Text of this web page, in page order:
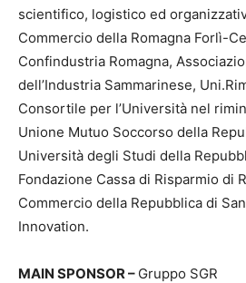
scientifico, logistico ed
Commercio della Romagna Forlì-
Confindustria Romagna,
dell’Industria Sammarinese,
Consortile per l’Università nel
Unione Mutuo Soccorso della
Università degli Studi della
Fondazione Cassa di Risparmio di
Commercio della Repubblica di
Innovation.
MAIN SPONSOR – Gruppo SGR